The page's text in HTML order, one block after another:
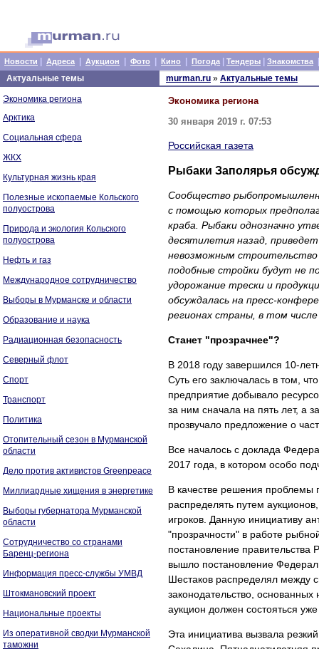
Новости Адреса Аукцион Фото Кино Погода Тендеры Знакомства
Актуальные темы
Экономика региона
Арктика
Социальная сфера
ЖКХ
Культурная жизнь края
Полезные ископаемые Кольского
полуострова
Природа и экология Кольского
полуострова
Нефть и газ
Международное сотрудничество
Выборы в Мурманске и области
Образование и наука
Радиационная безопасность
Северный флот
Спорт
Транспорт
Политика
Отопительный сезон в Мурманской
области
Дело против активистов Greenpeace
Миллиардные хищения в энергетике
Выборы губернатора Мурманской
области
Сотрудничество со странами
Баренц-региона
Информация пресс-службы УМВД
Штокмановский проект
Национальные проекты
Из оперативной сводки Мурманской
таможни
murman.ru » Актуальные темы
Экономика региона
30 января 2019 г. 07:53
Российская газета
Рыбаки Заполярья
Сообщество
с помощью которых
краба. Рыбаки однозначно
десятилетия назад,
невозможным
подобные стройки будут не
удорожание трески и
обсуждалась на пресс-
регионах страны, в том
Станет "прозрачнее"?
В 2018 году завершился 10-
Суть его заключалась в том,
предприятие добывало
за ним сначала на пять лет, а
прозвучало предложение о
Все началось с доклада
2017 года, в котором особо
В качестве решения проблемы
распределять путем
игроков. Данную инициативу
"прозрачности" в работе
постановление
вышло постановление
Шестаков распределял между
законодательство,
аукцион должен состояться
Эта инициатива вызвала